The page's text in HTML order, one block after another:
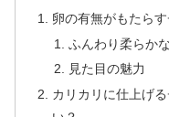
卵の有無がもたら
ふんわり柔らか
見た目の魅力
カリカリに仕上げ